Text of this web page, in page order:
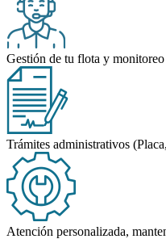
Gestión de tu flota y
Trámites administrativos
Atención personalizada,